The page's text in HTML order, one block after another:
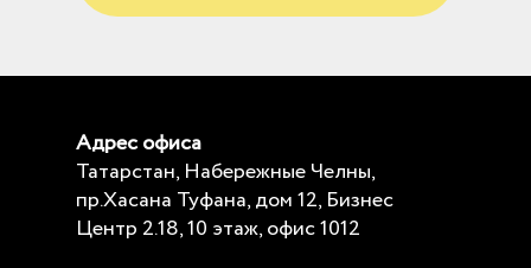
Адрес офиса
Татарстан, Набережные Челны,
пр.Хасана Туфана, дом 12, Бизнес
Центр 2.18, 10 этаж, офис 1012